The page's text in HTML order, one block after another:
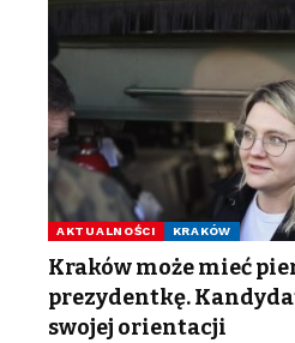
AKTUALNOŚCI KRAKÓW
Kraków może mieć
prezydentkę.
swojej orientacji